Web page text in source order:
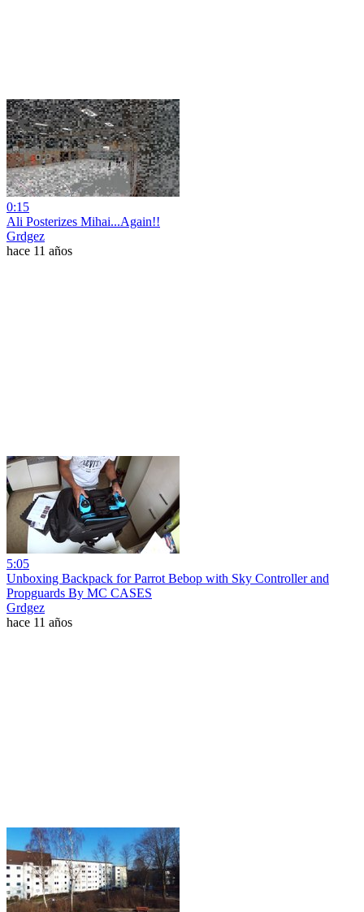
0:15
Ali Posterizes Mihai...Again!!
Grdgez
hace 11 años
5:05
Unboxing Backpack for Parrot Bebop with Sky Controller and
Propguards By MC CASES
Grdgez
hace 11 años